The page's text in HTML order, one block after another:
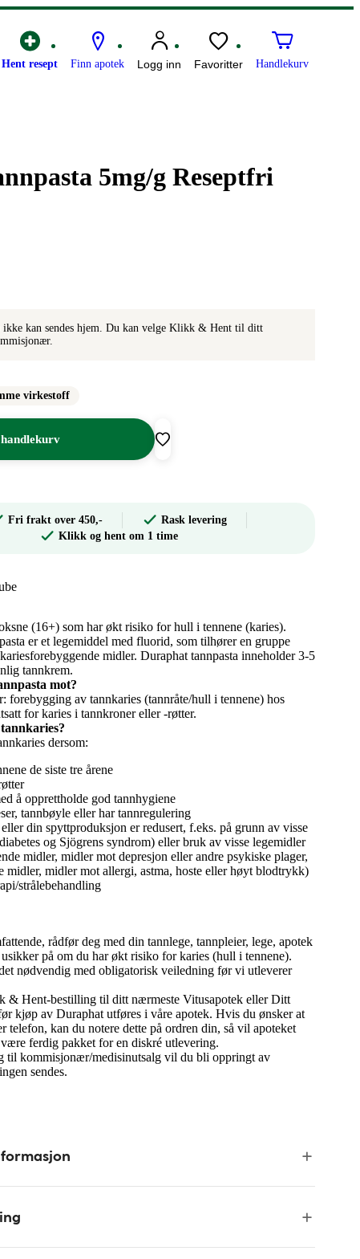
Hent resept Finn apotek Logg inn Favoritter Handlekurv
5mg/g Reseptfri
ikke kan sendes hjem. Du kan velge Klikk & Hent til ditt
virkestoff
Fri frakt over 450,-
Rask levering
Klikk og hent om 1 time
(16+) som har økt risiko for hull i tennene (karies).
er et legemiddel med fluorid, som tilhører en gruppe
midler. Duraphat tannpasta inneholder 3-5
tannkrem.
mot?
forebygging av tannkaries (tannråte/hull i tennene) hos
for karies i tannkroner eller -røtter.
dersom:
de siste tre årene
å opprettholde god tannhygiene
tannbøyle eller har tannregulering
din spyttproduksjon er redusert, f.eks. på grunn av visse
og Sjögrens syndrom) eller bruk av visse legemidler
midler, midler mot depresjon eller andre psykiske plager,
midler, midler mot allergi, astma, hoste eller høyt blodtrykk)
strålebehandling
rådfør deg med din tannlege, tannpleier, lege, apotek
på om du har økt risiko for karies (hull i tennene).
nødvendig med obligatorisk veiledning før vi utleverer
& Hent-bestilling til ditt nærmeste Vitusapotek eller Ditt
kjøp av Duraphat utføres i våre apotek. Hvis du ønsker at
telefon, kan du notere dette på ordren din, så vil apoteket
ferdig pakket for en diskré utlevering.
til kommisjonær/medisinutsalg vil du bli oppringt av
sendes.